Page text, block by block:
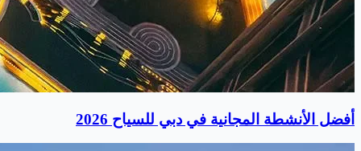
أفضل الأنشطة المجانية في دبي للسياح 2026